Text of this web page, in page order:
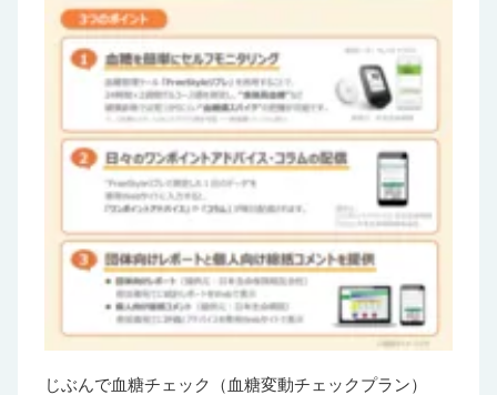
じぶんで血糖チェック（血糖変動チェックプラン）